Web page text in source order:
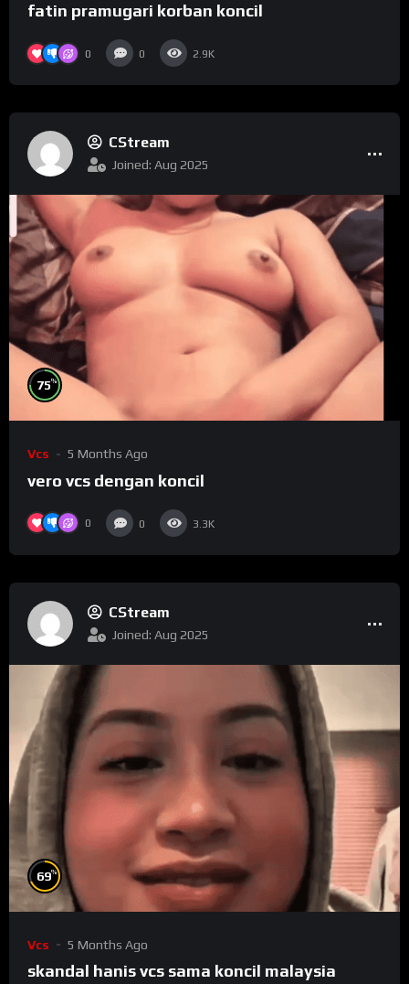
fatin pramugari korban koncil
0 0 2.9K
CStream
Joined: Aug 2025
75%
Vcs 5 Months Ago
vero vcs dengan koncil
0 0 3.3K
CStream
Joined: Aug 2025
69%
Vcs 5 Months Ago
skandal hanis vcs sama koncil malaysia